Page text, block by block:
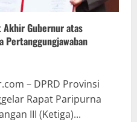
Akhir Gubernur atas
Pertanggungjawaban
– DPRD Provinsi
Rapat Paripurna
III (Ketiga)...